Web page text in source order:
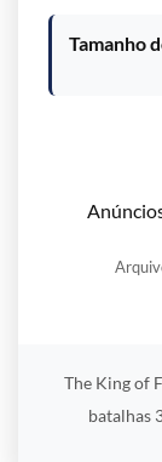
Tamanho
The King of
batalhas